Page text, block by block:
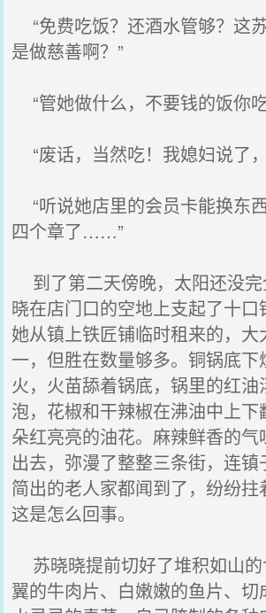
“免费吃饭？还酒水管够？这
是做慈善啊？”
“管她做什么，不要钱的饭你
“废话，当然吃！我媳妇说了
“听说她店里的会员卡能换东
四个章了……”
到了第二天傍晚，太阳还没
晓在店门口的空地上支起了十口
她从镇上铁匠铺临时租来的，大
一，但胜在数量够多。铜锅底下
火，火苗舔着锅底，锅里的红油
泡，花椒和干辣椒在沸油中上下
朵红亮亮的油花。麻辣鲜香的
出去，弥漫了整整三条街，连
简出的老人家都闻到了，纷纷拄
这是怎么回事。
苏晓晓提前切好了堆积如山
翼的牛肉片、白嫩嫩的鱼片、切